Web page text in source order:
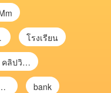
โรงเรียน
ฉันขอวิธีประกอบมุ้ง คลิปวิดีโอ การประกอบมุ้ง
ความเสี่ยงเพื่อวางแผนการตรวจสอบ \ bank